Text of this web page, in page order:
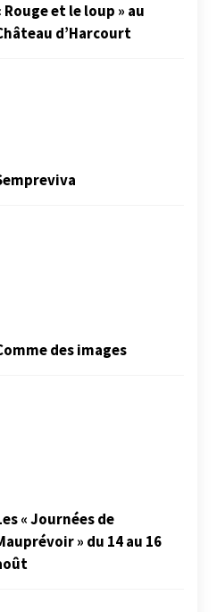
Rouge et le loup » au
d’Harcourt
des images
« Journées de
» du 14 au 16